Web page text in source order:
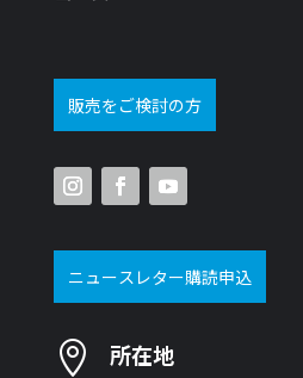
販売をご検討の方
ニュースレター購読申込
 所在地